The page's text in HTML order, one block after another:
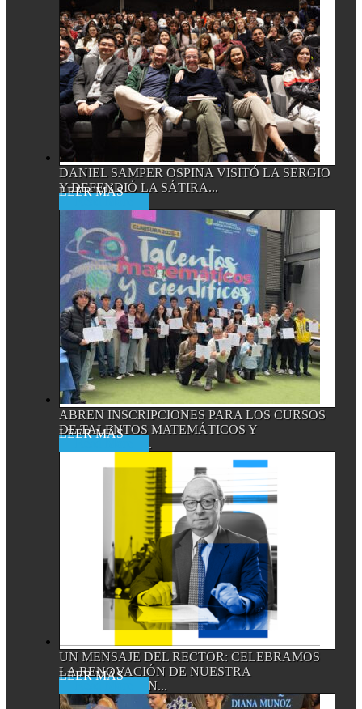
DANIEL SAMPER OSPINA VISITÓ LA SERGIO
Y DEFENDIÓ LA SÁTIRA...
ABREN INSCRIPCIONES PARA LOS CURSOS
DE TALENTOS MATEMÁTICOS Y
CIENTÍFICOS,...
UN MENSAJE DEL RECTOR: CELEBRAMOS
LA RENOVACIÓN DE NUESTRA
ACREDITACIÓN...